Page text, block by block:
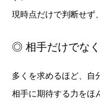
現時点だけで判断せず
◎ 相手だけでな
多くを求めるほど、自
相手に期待する力をほ